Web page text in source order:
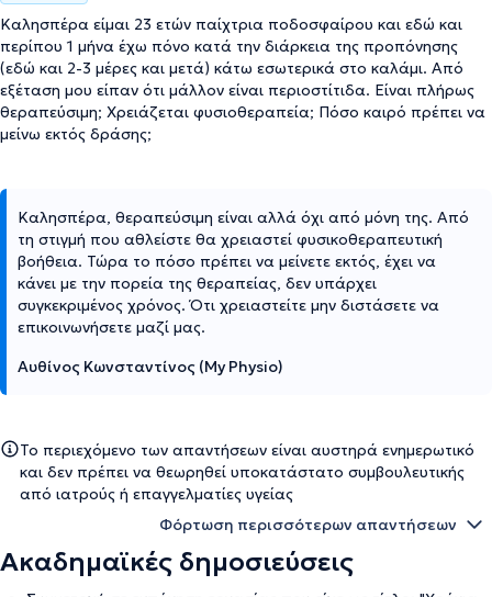
Καλησπέρα είμαι 23 ετών παίχτρια ποδοσφαίρου και εδώ και
περίπου 1 μήνα έχω πόνο κατά την διάρκεια της προπόνησης
(εδώ και 2-3 μέρες και μετά) κάτω εσωτερικά στο καλάμι. Από
εξέταση μου είπαν ότι μάλλον είναι περιοστίτιδα. Είναι πλήρως
θεραπεύσιμη; Χρειάζεται φυσιοθεραπεία; Πόσο καιρό πρέπει να
μείνω εκτός δράσης;
Καλησπέρα, θεραπεύσιμη είναι αλλά όχι από μόνη της. Από
τη στιγμή που αθλείστε θα χρειαστεί φυσικοθεραπευτική
βοήθεια. Τώρα το πόσο πρέπει να μείνετε εκτός, έχει να
κάνει με την πορεία της θεραπείας, δεν υπάρχει
συγκεκριμένος χρόνος. Ότι χρειαστείτε μην διστάσετε να
επικοινωνήσετε μαζί μας.
Αυθίνος Κωνσταντίνος (My Physio)
Το περιεχόμενο των απαντήσεων είναι αυστηρά ενημερωτικό
και δεν πρέπει να θεωρηθεί υποκατάστατο συμβουλευτικής
από ιατρούς ή επαγγελματίες υγείας
Φόρτωση περισσότερων απαντήσεων
Ακαδημαϊκές δημοσιεύσεις